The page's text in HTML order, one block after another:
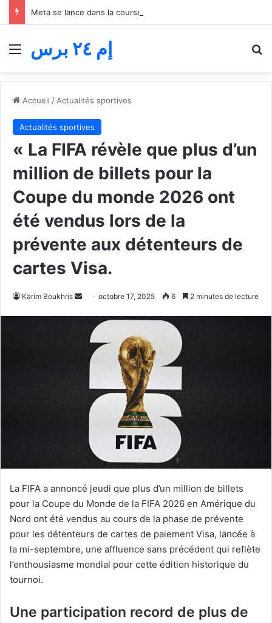
Menu إم ٢٤ برس
Accueil / Actualités sportives
Actualités sportives
« La FIFA révèle que plus d’un
million de billets pour la
Coupe du monde 2026 ont
été vendus lors de la
prévente aux détenteurs de
cartes Visa.
Karim Boukhris
Envoyer
courriel
octobre 17, 2025 6 2 minutes de lecture
La FIFA a annoncé jeudi que plus d’un million de billets
pour la Coupe du Monde de la FIFA 2026 en Amérique du
Nord ont été vendus au cours de la phase de prévente
pour les détenteurs de cartes de paiement Visa, lancée à
la mi-septembre, une affluence sans précédent qui reflète
l’enthousiasme mondial pour cette édition historique du
tournoi.
Une participation record de plus de